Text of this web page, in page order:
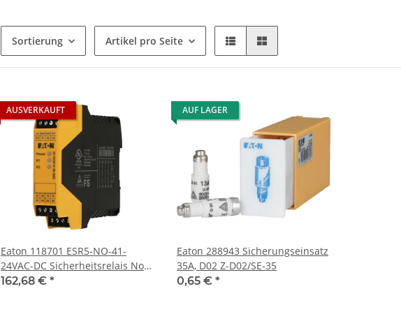
Sortierung Artikel pro Seite
AUSVERKAUFT
Eaton 118701 ESR5-NO-41-
24VAC-DC Sicherheitsrelais Not-
Aus
162,68 € *
AUF LAGER
Eaton 288943 Sicherungseinsatz
35A, D02 Z-D02/SE-35
0,65 € *